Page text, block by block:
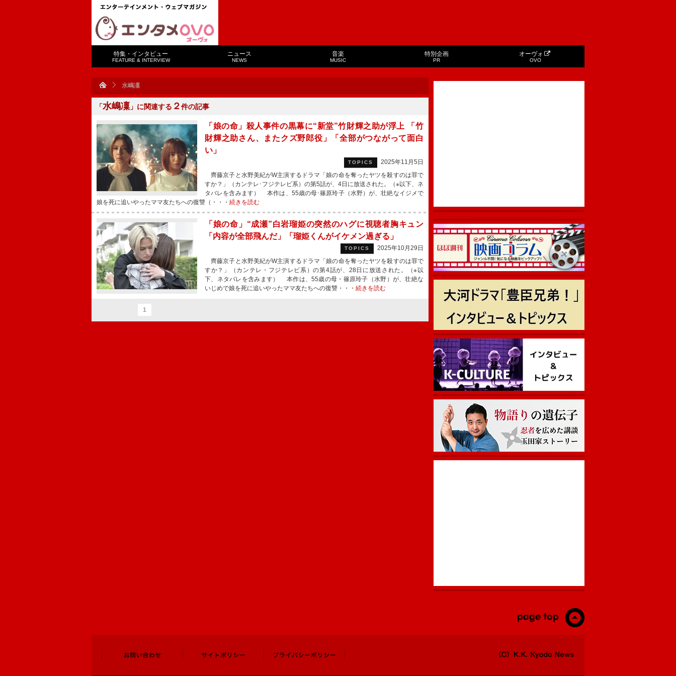
特集・インタビュー
FEATURE & INTERVIEW
ニュース
NEWS
音楽
MUSIC
特別企画
PR
オーヴォ
OVO
水嶋凜
「水嶋凜 」に関連する ２件の記事
「娘の命」殺人事件の黒幕に“新堂”竹財輝之助が浮上 「竹
財輝之助さん、またクズ野郎役」「全部がつながって面白
い」
TOPICS
2025年11月5日
齊藤京子と水野美紀がW主演するドラマ「娘の命を奪ったヤツを殺すのは罪で
すか？」（カンテレ･フジテレビ系）の第5話が、4日に放送された。（※以下、ネ
タバレを含みます） 本作は、55歳の母･篠原玲子（水野）が、壮絶なイジメで
娘を死に追いやったママ友たちへの復讐（・・・ 続きを読む
「娘の命」“成瀬”白岩瑠姫の突然のハグに視聴者胸キュン
「内容が全部飛んだ」「瑠姫くんがイケメン過ぎる」
TOPICS
2025年10月29日
齊藤京子と水野美紀がW主演するドラマ「娘の命を奪ったヤツを殺すのは罪で
すか？」（カンテレ・フジテレビ系）の第4話が、28日に放送された。（※以
下、ネタバレを含みます） 本作は、55歳の母・篠原玲子（水野）が、壮絶な
いじめで娘を死に追いやったママ友たちへの復讐・・・ 続きを読む
1